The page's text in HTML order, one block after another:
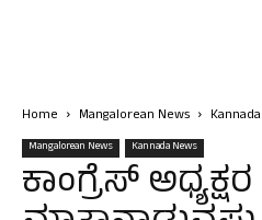
Home Mangalorean News
Mangalorean News Kannada News
ಕಾಂಗ್ರೆಸ್